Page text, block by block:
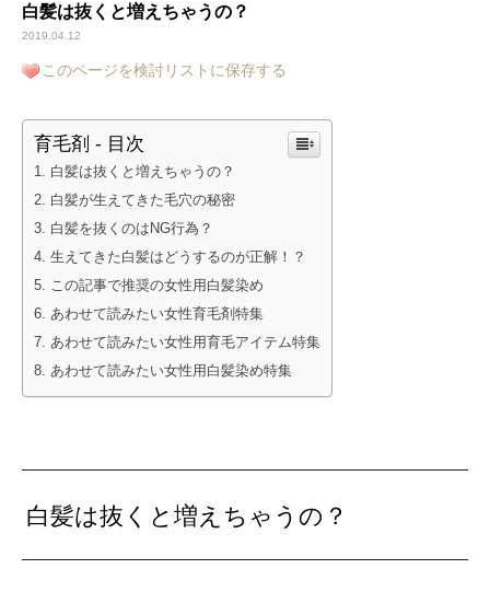
白髪は抜くと増えちゃうの？
2019.04.12
このページを検討リストに保存する
育毛剤 - 目次
白髪は抜くと増えちゃうの？
白髪が生えてきた毛穴の秘密
白髪を抜くのはNG行為？
生えてきた白髪はどうするのが正解！？
この記事で推奨の女性用白髪染め
あわせて読みたい女性育毛剤特集
あわせて読みたい女性用育毛アイテム特集
あわせて読みたい女性用白髪染め特集
白髪は抜くと増えちゃうの？